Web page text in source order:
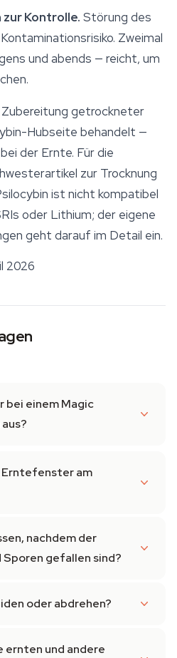
Kontrolle. Störung des
Zweimal
und abends — reicht, um
Zubereitung getrockneter
Hubseite behandelt —
der Ernte. Für die
zur Trocknung
ist nicht kompatibel
oder Lithium; der eigene
geht darauf im Detail ein.
2026
bei einem Magic
Erntefenster am
nachdem der
Sporen gefallen sind?
oder abdrehen?
ernten und andere